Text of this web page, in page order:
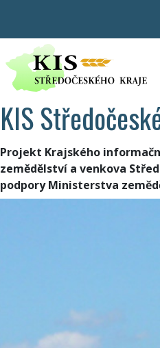
KIS
Projekt Krajského
zemědělství a venkova
podpory Ministerstva